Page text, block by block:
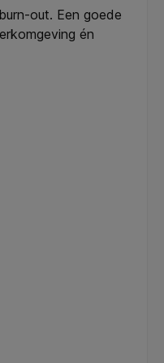
out. Een goede
én